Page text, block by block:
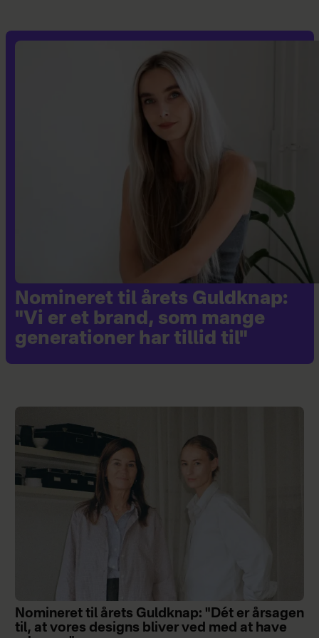
Nomineret til årets Guldknap:
"Vi er et brand, som mange
generationer har tillid til"
Nomineret til årets Guldknap: "Dét er årsagen
til, at vores designs bliver ved med at have